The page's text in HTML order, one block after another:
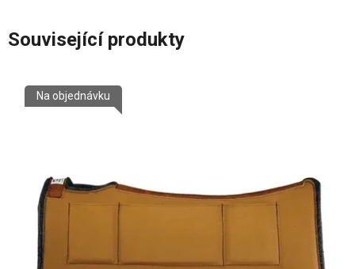
Související produkty
Na objednávku